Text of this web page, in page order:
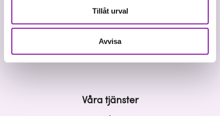
Tillåt urval
Avvisa
Vi investerar i hållbar tillväxt
Våra tjänster